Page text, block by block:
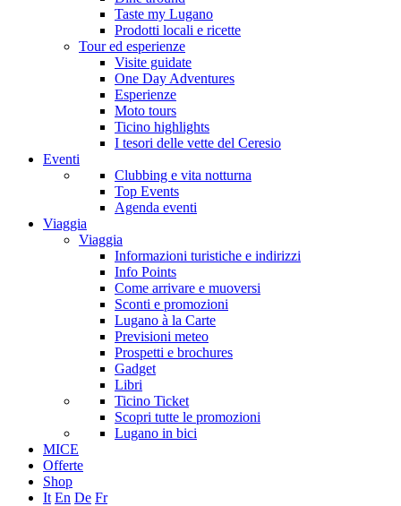
Taste my Lugano
Prodotti locali e ricette
Tour ed esperienze
Visite guidate
One Day Adventures
Esperienze
Moto tours
Ticino highlights
I tesori delle vette del Ceresio
Eventi
Clubbing e vita notturna
Top Events
Agenda eventi
Viaggia
Viaggia
Informazioni turistiche e indirizzi
Info Points
Come arrivare e muoversi
Sconti e promozioni
Lugano à la Carte
Previsioni meteo
Prospetti e brochures
Gadget
Libri
Ticino Ticket
Scopri tutte le promozioni
Lugano in bici
MICE
Offerte
Shop
It En De Fr